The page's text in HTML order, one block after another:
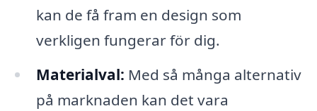
kan de få fram en design som
verkligen fungerar för dig.
Materialval: Med så många alternativ
på marknaden kan det vara